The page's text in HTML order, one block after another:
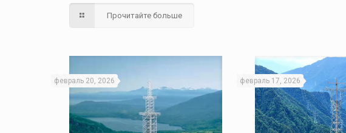
Прочитайте больше
февраль 20, 2026 февраль 17, 2026